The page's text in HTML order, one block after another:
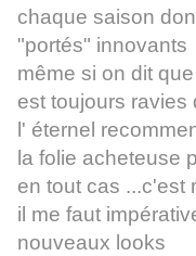
chaque saison
"portés" innovants
même si on dit
est toujours ravies
l' éternel
la folie acheteuse
en tout cas ...c'est
il me faut
nouveaux looks